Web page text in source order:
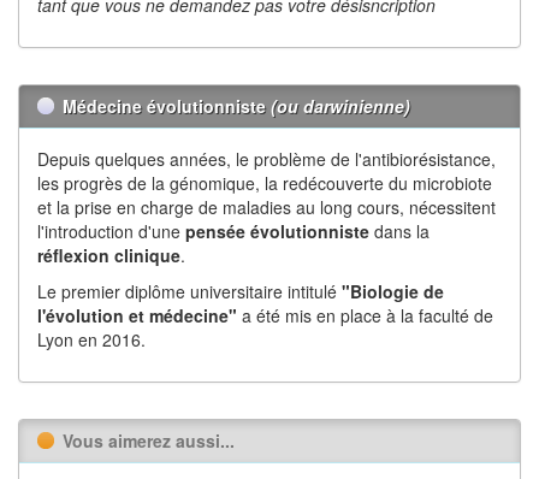
Médecine évolutionniste (ou darwinienne)
Depuis quelques années, le problème de l'antibiorésistance,
les progrès de la génomique, la redécouverte du microbiote
et la prise en charge de maladies au long cours, nécessitent
l'introduction d'une pensée évolutionniste dans la
réflexion clinique.
Le premier diplôme universitaire intitulé "Biologie de
l'évolution et médecine" a été mis en place à la faculté de
Lyon en 2016.
Vous aimerez aussi...